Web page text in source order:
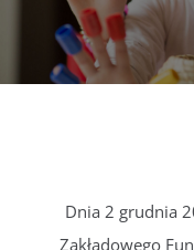
DOKUMENTY
Dnia 2 grudnia
Zakładowego